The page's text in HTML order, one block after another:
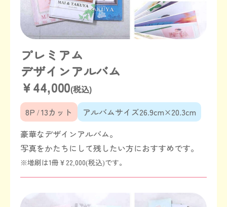
プレミアム
デザインアルバム
￥44,000(税込)
8P / 13カット
アルバムサイズ26.9cm×20.3cm
豪華なデザインアルバム。
写真をかたちにして残したい方におすすめです。
※増刷は1冊￥22,000(税込)です。